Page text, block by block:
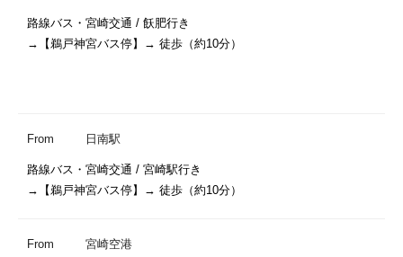
路線バス・宮崎交通 / 飫肥行き
→【鵜戸神宮バス停】→ 徒歩（約10分）
From 日南駅
路線バス・宮崎交通 / 宮崎駅行き
→【鵜戸神宮バス停】→ 徒歩（約10分）
From 宮崎空港